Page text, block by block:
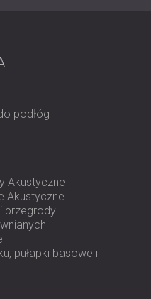
pochłaniania dźwięku i
Dzięki
za głośnikami,
zredukował odbicia
Modułowe
konfigurację.
zapewniły zauważalną
Projekt idealnie
podłóg
Akustyczne
Akustyczne
przegrody
pułapki basowe i